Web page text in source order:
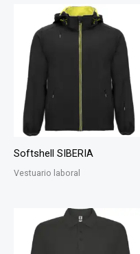
Softshell SIBERIA
Vestuario laboral